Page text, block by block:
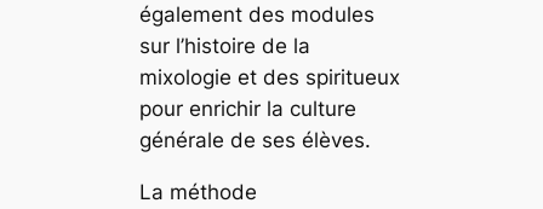
également des modules
sur l’histoire de la
mixologie et des spiritueux
pour enrichir la culture
générale de ses élèves.
La méthode